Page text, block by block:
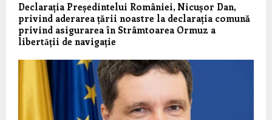
Declarația Președintelui României, Nicușor Dan,
privind aderarea țării noastre la declarația comună
privind asigurarea în Strâmtoarea Ormuz a
libertǎții de navigație